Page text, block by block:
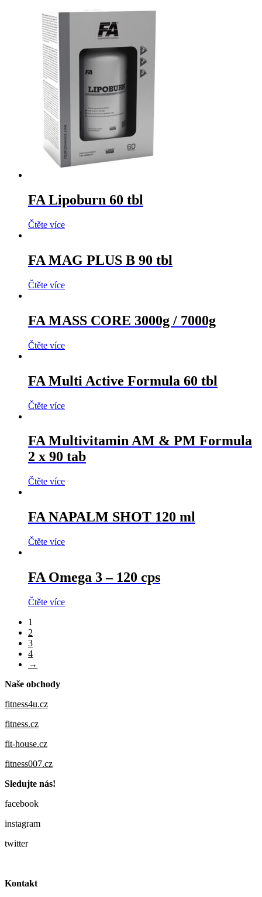
FA Lipoburn 60 tbl
Čtěte více
FA MAG PLUS B 90 tbl
Čtěte více
FA MASS CORE 3000g / 7000g
Čtěte více
FA Multi Active Formula 60 tbl
Čtěte více
FA Multivitamin AM & PM Formula
2 x 90 tab
Čtěte více
FA NAPALM SHOT 120 ml
Čtěte více
FA Omega 3 – 120 cps
Čtěte více
1
2
3
4
→
Naše obchody
fitness4u.cz
fitness.cz
fit-house.cz
fitness007.cz
Sledujte nás!
facebook
instagram
twitter
Kontakt